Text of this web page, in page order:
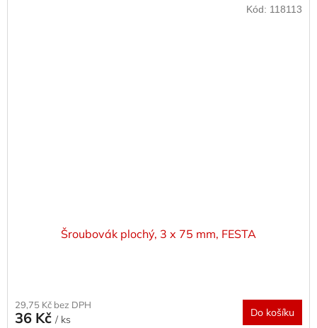
Šroubovák plochý, 3 x 75 mm, FESTA
29,75 Kč bez DPH
36 Kč / ks
Do košíku
Kód: 118113